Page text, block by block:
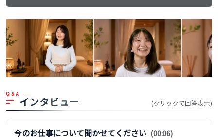
Q&A
インタビュー (クリックで回答表示)
今のお仕事について聞かせてください (00:06)